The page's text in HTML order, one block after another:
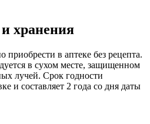
хранения
в аптеке без рецепта.
в сухом месте, защищенном
лучей. Срок годности
и составляет 2 года со дня даты